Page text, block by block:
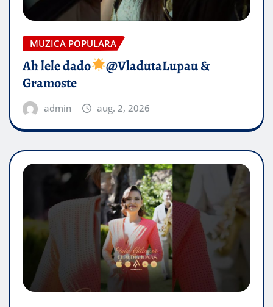
MUZICA POPULARA
Ah lele dado​
@VladutaLupau &
Gramoste
admin aug. 2, 2026